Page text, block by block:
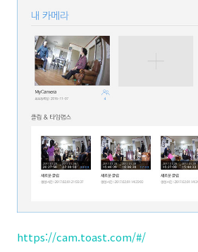
https://cam.toast.com/#/